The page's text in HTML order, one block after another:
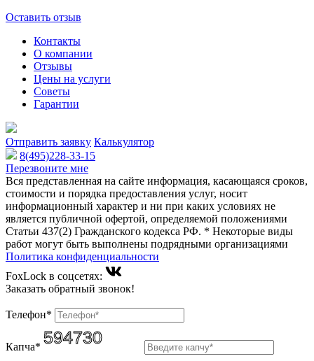
Оставить отзыв
Контакты
О компании
Отзывы
Цены на услуги
Советы
Гарантии
Отправить заявку Калькулятор
8(495)228-33-15
Перезвоните мне
Вся представленная на сайте информация, касающаяся сроков,
стоимости и порядка предоставления услуг, носит
информационный характер и ни при каких условиях не
является публичной офертой, определяемой положениями
Статьи 437(2) Гражданского кодекса РФ. * Некоторые виды
работ могут быть выполнены подрядными организациями
Политика конфиденциальности
FoxLock в соцсетях:
Заказать обратный звонок!
Телефон*
Капча*